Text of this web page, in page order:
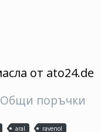
от ato24.de
Общи поръчки
aral
ravenol